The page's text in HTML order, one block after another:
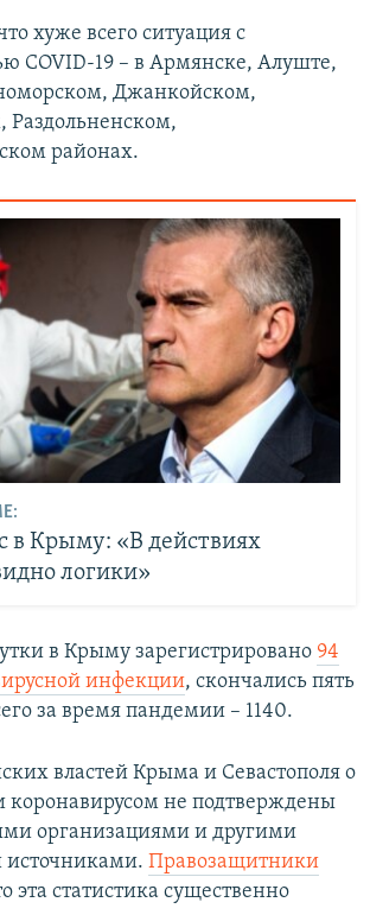
хуже всего ситуация с
COVID-19 – в Армянске, Алуште,
Джанкойском,
районах.
в Крыму: «В действиях
логики»
в Крыму зарегистрировано 94
инфекции, скончались пять
за время пандемии – 1140.
властей Крыма и Севастополя о
коронавирусом не подтверждены
организациями и другими
Правозащитники
эта статистика существенно